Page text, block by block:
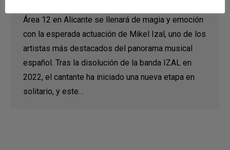
Área 12 en Alicante se llenará de magia y emoción
con la esperada actuación de Mikel Izal, uno de los
artistas más destacados del panorama musical
español. Tras la disolución de la banda IZAL en
2022, el cantante ha iniciado una nueva etapa en
solitario, y este…